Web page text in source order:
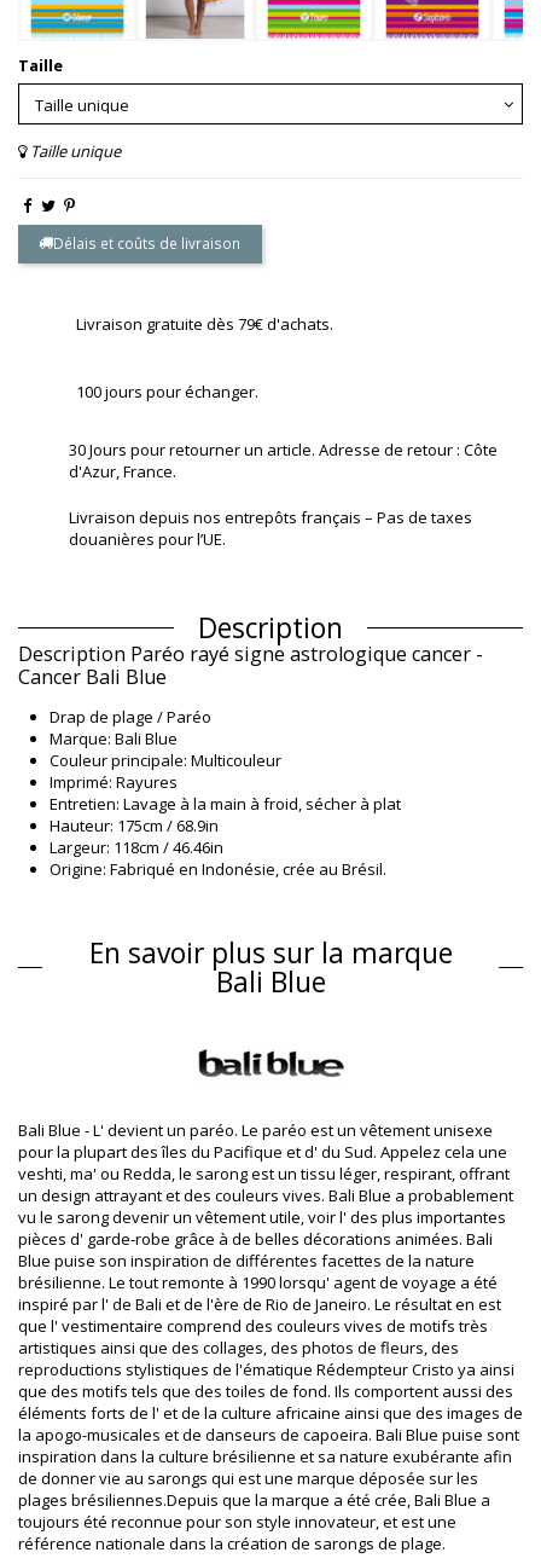
Taille
Taille unique
Délais et coûts de livraison
Livraison gratuite dès 79€ d'achats.
100 jours pour échanger.
30 Jours pour retourner un article. Adresse de retour : Côte
d'Azur, France.
Livraison depuis nos entrepôts français – Pas de taxes
douanières pour l’UE.
Description
Description Paréo rayé signe astrologique cancer -
Cancer Bali Blue
Drap de plage / Paréo
Marque: Bali Blue
Couleur principale: Multicouleur
Imprimé: Rayures
Entretien: Lavage à la main à froid, sécher à plat
Hauteur: 175cm / 68.9in
Largeur: 118cm / 46.46in
Origine: Fabriqué en Indonésie, crée au Brésil.
Matière(s)
Matière(s): 100% Rayon (Canga)
Informations sur le produit
Ce produit comprend: 1 x Drap de plage / Paréo (Autres
accessoires non inclus)
SKU: 198300251
EAN: Taille unique (7899818639747)
Poids: 220g / 0.48lb / 7.76oz
L'imprimé n'est pas exacte et peut varier en fonction de la
coupe
Photos retouchées
Instructions de lavage et
d'entretien
Instructions d'entretien pour: Bali Blue Cancer
Comment prendre soin de votre tenue de plage ?
En allant à la plage vous utilisez non seulement un bikini ou un
maillot de bain mais aussi une robe, une jupe, une tunique ou un
short, etc. Comment les garder propre et en bon état ?
1. Enlevez toujours le sable. Secouez vos affaires autant que vous le
pouvez à la plage, vous pouvez même les aspirer à la maison ou les
tremper dans une bassine d'eau chaude afin que les fibres se
détendent un peu et que le sable aille au fond de la bassine.
En savoir plus sur la marque
Bali Blue
Bali Blue - L' devient un paréo. Le paréo est un vêtement unisexe
pour la plupart des îles du Pacifique et d' du Sud. Appelez cela une
veshti, ma' ou Redda, le sarong est un tissu léger, respirant, offrant
un design attrayant et des couleurs vives. Bali Blue a probablement
vu le sarong devenir un vêtement utile, voir l' des plus importantes
pièces d' garde-robe grâce à de belles décorations animées. Bali
Blue puise son inspiration de différentes facettes de la nature
brésilienne. Le tout remonte à 1990 lorsqu' agent de voyage a été
inspiré par l' de Bali et de l'ère de Rio de Janeiro. Le résultat en est
que l' vestimentaire comprend des couleurs vives de motifs très
artistiques ainsi que des collages, des photos de fleurs, des
reproductions stylistiques de l'ématique Rédempteur Cristo ya ainsi
que des motifs tels que des toiles de fond. Ils comportent aussi des
éléments forts de l' et de la culture africaine ainsi que des images de
la apogo-musicales et de danseurs de capoeira. Bali Blue puise sont
inspiration dans la culture brésilienne et sa nature exubérante afin
de donner vie au sarongs qui est une marque déposée sur les
plages brésiliennes.Depuis que la marque a été crée, Bali Blue a
toujours été reconnue pour son style innovateur, et est une
référence nationale dans la création de sarongs de plage.